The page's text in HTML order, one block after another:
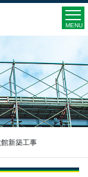
MENU
新築工事